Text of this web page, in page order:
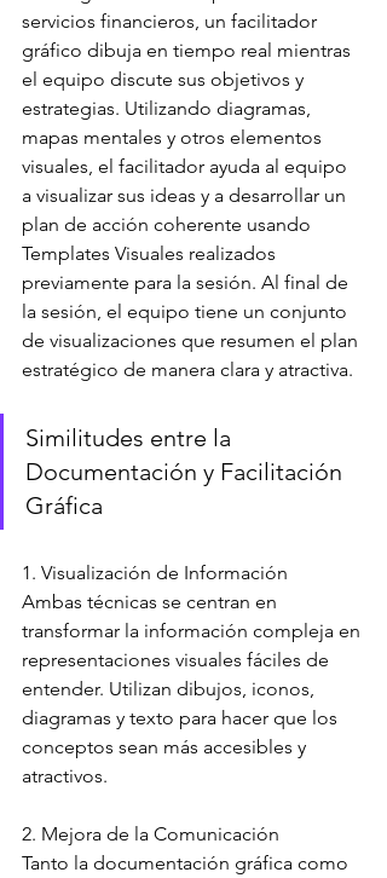
servicios financieros, un facilitador
gráfico dibuja en tiempo real mientras
el equipo discute sus objetivos y
estrategias. Utilizando diagramas,
mapas mentales y otros elementos
visuales, el facilitador ayuda al equipo
a visualizar sus ideas y a desarrollar un
plan de acción coherente usando
Templates Visuales realizados
previamente para la sesión. Al final de
la sesión, el equipo tiene un conjunto
de visualizaciones que resumen el plan
estratégico de manera clara y atractiva.
Similitudes entre la
Documentación y Facilitación
Gráfica
1. Visualización de Información
Ambas técnicas se centran en
transformar la información compleja en
representaciones visuales fáciles de
entender. Utilizan dibujos, iconos,
diagramas y texto para hacer que los
conceptos sean más accesibles y
atractivos.
2. Mejora de la Comunicación
Tanto la documentación gráfica como